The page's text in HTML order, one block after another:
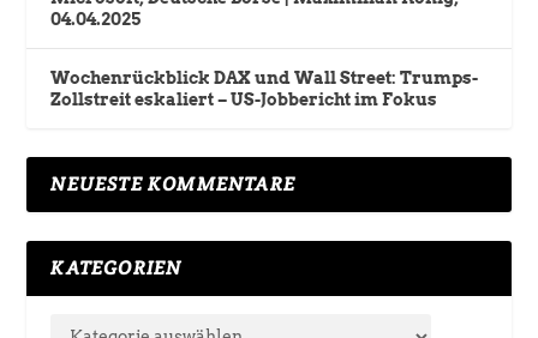
04.04.2025
Wochenrückblick DAX und Wall Street: Trumps-
Zollstreit eskaliert – US-Jobbericht im Fokus
NEUESTE KOMMENTARE
KATEGORIEN